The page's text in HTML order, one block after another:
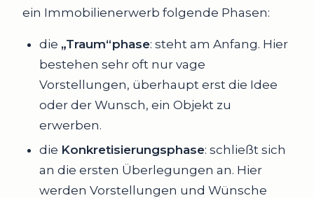
ein Immobilienerwerb folgende Phasen:
die „Traum“phase: steht am Anfang. Hier
bestehen sehr oft nur vage
Vorstellungen, überhaupt erst die Idee
oder der Wunsch, ein Objekt zu
erwerben.
die Konkretisierungsphase: schließt sich
an die ersten Überlegungen an. Hier
werden Vorstellungen und Wünsche